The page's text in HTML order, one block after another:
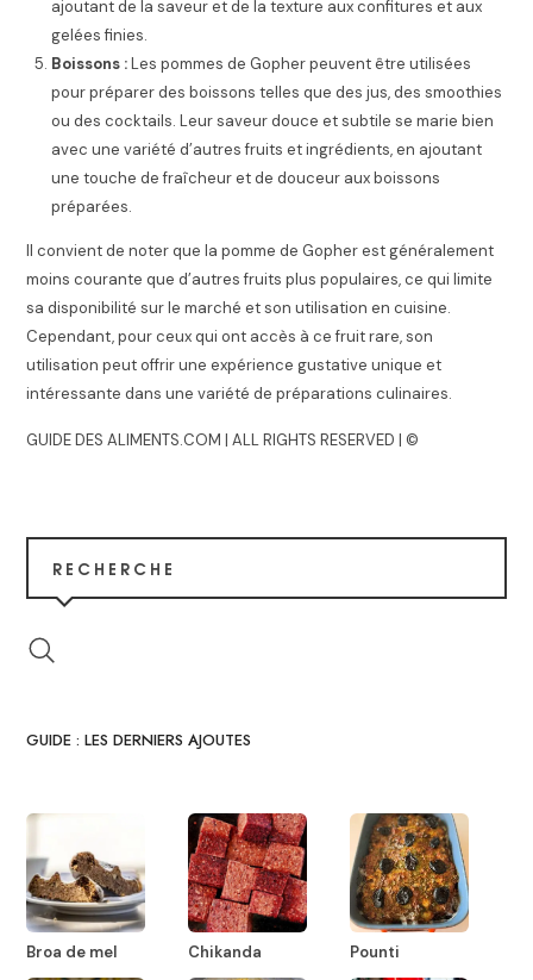
ajoutant de la saveur et de la texture aux confitures et aux
gelées finies.
Boissons :Les pommes de Gopher peuvent être utilisées
pour préparer des boissons telles que des jus, des smoothies
ou des cocktails. Leur saveur douce et subtile se marie bien
avec une variété d’autres fruits et ingrédients, en ajoutant
une touche de fraîcheur et de douceur aux boissons
préparées.
Il convient de noter que la pomme de Gopher est généralement
moins courante que d’autres fruits plus populaires, ce qui limite
sa disponibilité sur le marché et son utilisation en cuisine.
Cependant, pour ceux qui ont accès à ce fruit rare, son
utilisation peut offrir une expérience gustative unique et
intéressante dans une variété de préparations culinaires.
GUIDE DES ALIMENTS.COM | ALL RIGHTS RESERVED | ©
RECHERCHE
GUIDE : LES DERNIERS AJOUTES
Broa de mel Chikanda Pounti